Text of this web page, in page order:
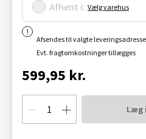
Afhent i: Vælg varehus
Afsendes til valgte
Evt. fragtomkostninger tillægges
599,95 kr.
Læg